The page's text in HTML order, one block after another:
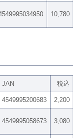
10,780
JAN 税込
4549995200683 2,200
4549995058673 3,080